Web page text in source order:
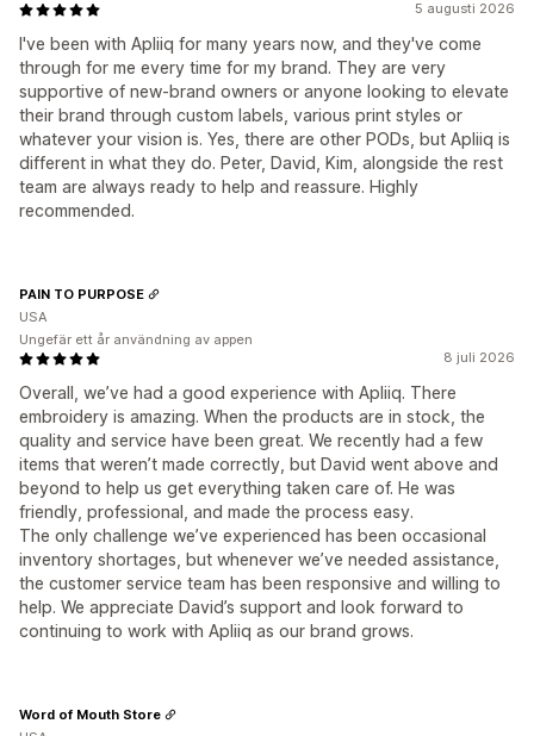
5 augusti 2026
I've been with Apliiq for many years now, and they've come
through for me every time for my brand. They are very
supportive of new-brand owners or anyone looking to elevate
their brand through custom labels, various print styles or
whatever your vision is. Yes, there are other PODs, but Apliiq is
different in what they do. Peter, David, Kim, alongside the rest
team are always ready to help and reassure. Highly
recommended.
8 juli 2026
Overall, we’ve had a good experience with Apliiq. There
embroidery is amazing. When the products are in stock, the
quality and service have been great. We recently had a few
items that weren’t made correctly, but David went above and
beyond to help us get everything taken care of. He was
friendly, professional, and made the process easy.
The only challenge we’ve experienced has been occasional
inventory shortages, but whenever we’ve needed assistance,
the customer service team has been responsive and willing to
help. We appreciate David’s support and look forward to
continuing to work with Apliiq as our brand grows.
PAIN TO PURPOSE
USA
Ungefär ett år användning av appen
Word of Mouth Store